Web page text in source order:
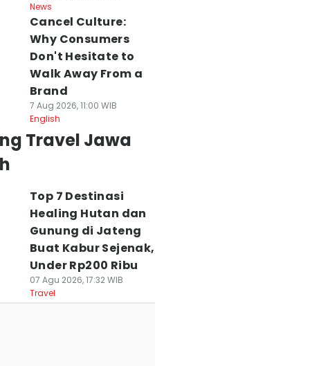
News
Cancel Culture:
Why Consumers
Don't Hesitate to
Walk Away From a
Brand
7 Aug 2026, 11:00 WIB
English
Travel Jawa
Top 7 Destinasi
Healing Hutan dan
Gunung di Jateng
Buat Kabur Sejenak,
Under Rp200 Ribu
07 Agu 2026, 17:32 WIB
Travel